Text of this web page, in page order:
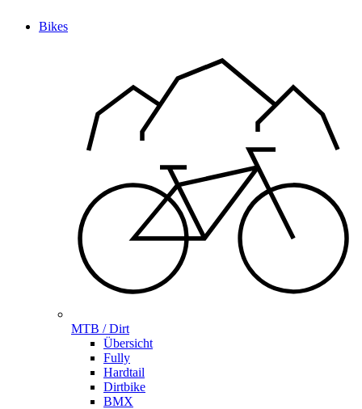
Bikes
MTB / Dirt
Übersicht
Fully
Hardtail
Dirtbike
BMX